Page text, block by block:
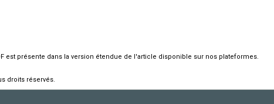
est présente dans la version étendue de l'article disponible sur nos plateformes.
droits réservés.